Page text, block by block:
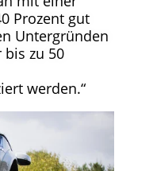
Prozent gut
Untergründen
bis zu 50
werden.“